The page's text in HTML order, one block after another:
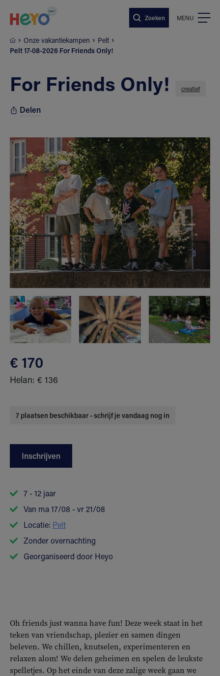
Zoeken MENU
Onze vakantiekampen
Pelt
Pelt 17-08-2026 For Friends Only!
For Friends Only! creatief
Delen
€ 170
Helan: € 136
7 plaatsen beschikbaar - schrijf je vandaag nog in
Inschrijven
7 - 12 jaar
Van ma 17/08 - vr 21/08
Locatie: Pelt
Zonder overnachting
Georganiseerd door Heyo
Oh friends just wanna have fun! Deze week staat in het
teken van vriendschap, plezier en samen dingen
beleven. We chillen, knutselen, experimenteren en
relaxen alom! We delen geheimen en spelen de leukste
spelletjes. Op het einde van deze zalige week gaan we